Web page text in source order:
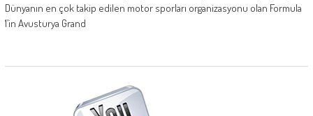
Dünyanın en çok takip edilen motor sporları organizasyonu olan Formula
1’in Avusturya Grand